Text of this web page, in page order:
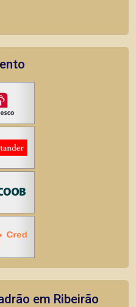
em Ribeirão